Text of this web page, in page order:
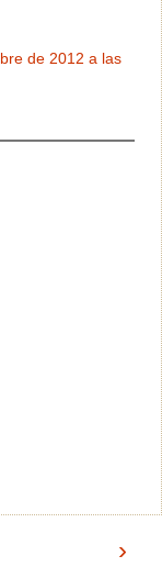
de 2012 a las
›